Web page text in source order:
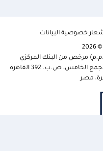
خصوصية البيانات
مرخص من البنك المركزي
المصري، القطعة 85 شارع التسعين، التجمع الخامس، ص.ب. 392 القاهرة
مصر